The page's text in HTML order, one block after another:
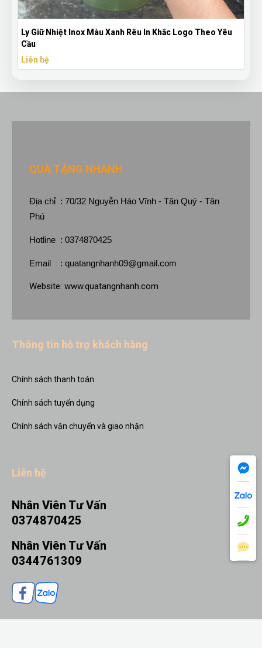
Mũ Lưỡi Trai Đen Thêu Logo Theo Yêu Cầu – Nón Quà
Tặng Doanh Nghiệp
Liên hệ
QUÀ TẶNG NHANH
Địa chỉ : 70/32 Nguyễn Háo Vĩnh - Tân Quý - Tân
Phú
Hotline : 0374870425
Email : quatangnhanh09@gmail.com
Website: www.quatangnhanh.com
Thông tin hỗ trợ khách hàng
Chính sách thanh toán
Chính sách tuyển dụng
Chính sách vận chuyển và giao nhận
Liên hệ
Nhân Viên Tư Vấn
0374870425
Nhân Viên Tư Vấn
0344761309